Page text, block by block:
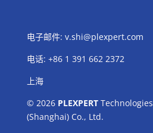
电子邮件: v.shi@plexpert.com
电话: +86 1 391 662 2372
上海
© 2026 PLEXPERTTechnologies
(Shanghai) Co., Ltd.